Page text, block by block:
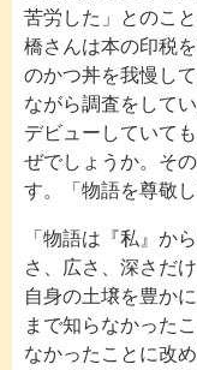
苦労した」とのこ
橋さんは本の印税
のかつ丼を我慢し
ながら調査をして
デビューしていて
ぜでしょうか。そ
す。「物語を尊敬
「物語は『私』か
さ、広さ、深さだ
自身の土壌を豊か
まで知らなかった
なかったことに改